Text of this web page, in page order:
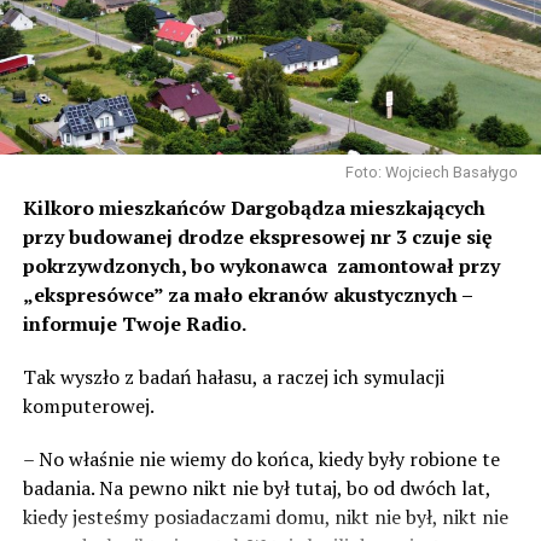
Foto: Wojciech Basałygo
Kilkoro mieszkańców Dargobądza mieszkających
przy budowanej drodze ekspresowej nr 3 czuje się
pokrzywdzonych, bo wykonawca zamontował przy
„ekspresówce” za mało ekranów akustycznych –
informuje Twoje Radio.
Tak wyszło z badań hałasu, a raczej ich symulacji
komputerowej.
– No właśnie nie wiemy do końca, kiedy były robione te
badania. Na pewno nikt nie był tutaj, bo od dwóch lat,
kiedy jesteśmy posiadaczami domu, nikt nie był, nikt nie